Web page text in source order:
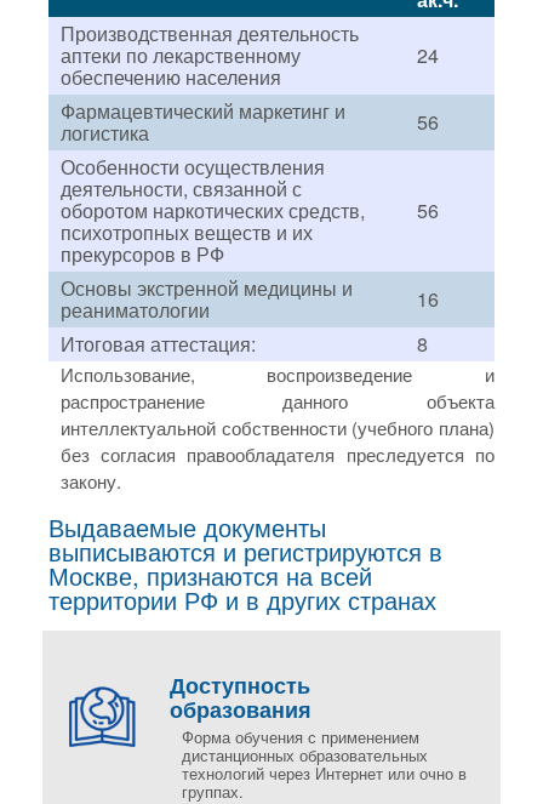
Производственная деятельность
аптеки по лекарственному
обеспечению населения
24
Фармацевтический маркетинг и
логистика
56
Особенности осуществления
деятельности, связанной с
оборотом наркотических средств,
психотропных веществ и их
прекурсоров в РФ
56
Основы экстренной медицины и
реаниматологии
16
Итоговая аттестация:
8
Использование, воспроизведение и
распространение данного объекта
интеллектуальной собственности (учебного плана)
без согласия правообладателя преследуется по
закону.
Выдаваемые документы
выписываются и регистрируются в
Москве, признаются на всей
территории РФ и в других странах
Доступность
образования
Форма обучения с применением
дистанционных образовательных
технологий через Интернет или очно в
группах.